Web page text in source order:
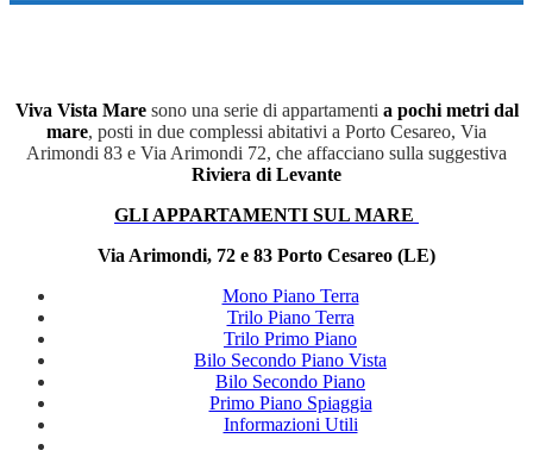
Viva Vista Maresono una serie di appartamenti a pochi metri dal
mare, posti in due complessi abitativi a Porto Cesareo, Via
Arimondi 83 e Via Arimondi 72, che affacciano sulla suggestiva
Riviera di Levante
GLI APPARTAMENTI SUL MARE
Via Arimondi, 72 e 83 Porto Cesareo (LE)
Mono Piano Terra
Trilo Piano Terra
Trilo Primo Piano
Bilo Secondo Piano Vista
Bilo Secondo Piano
Primo Piano Spiaggia
Informazioni Utili